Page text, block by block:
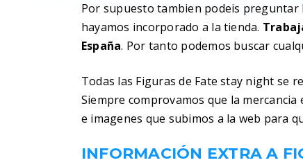
Por supuesto tambien podeis
hayamos incorporado a la tienda.
España. Por tanto podemos buscar
Todas las Figuras de Fate stay night se
Siempre comprovamos que la
e imagenes que subimos a la web para
INFORMACIÓN EXTRA A